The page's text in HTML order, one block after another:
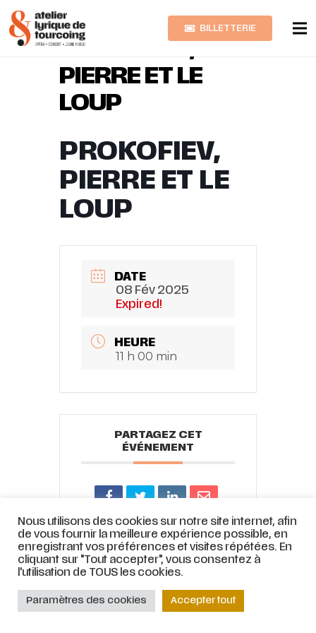
BILLETTERIE
PROKOFIEV,
PIERRE ET LE
LOUP
PROKOFIEV,
PIERRE ET LE
LOUP
DATE
08 Fév 2025
Expired!
HEURE
11 h 00 min
PARTAGEZ CET
ÉVÉNEMENT
© ATELIER LYRIQUE DE TOURCOING |Mentions légales
accompagnement parCOJT– Cabinet conseil web –
www.mbdesign.fr
Nous utilisons des cookies sur notre site internet, afin
de vous fournir la meilleure expérience possible, en
enregistrant vos préférences et visites répétées. En
cliquant sur "Tout accepter", vous consentez à
l'utilisation de TOUS les cookies.
Paramètres des cookies Accepter tout